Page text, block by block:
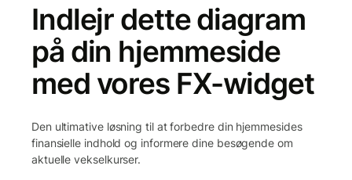
Indlejr dette diagram
på din hjemmeside
med vores FX-widget
Den ultimative løsning til at forbedre din hjemmesides
finansielle indhold og informere dine besøgende om
aktuelle vekselkurser.